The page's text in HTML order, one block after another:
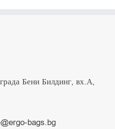
Бени Билдинг, вх.А,
bags.bg